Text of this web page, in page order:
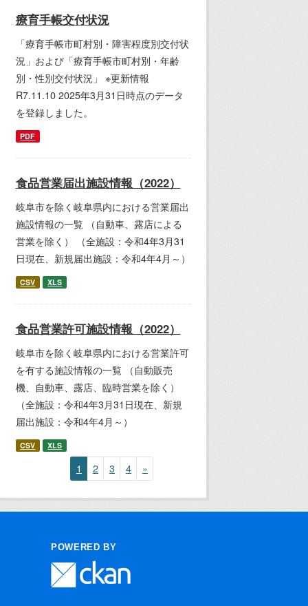
療育手帳交付状況
「療育手帳市町村別・障害程度別交付状
況」および「療育手帳市町村別・年齢
別・性別交付状況」 ※更新情報
R7.11.10 2025年3月31日時点のデータ
を登録しました。
PDF
食品営業届出施設情報（2022）
岐阜市を除く岐阜県内における営業届出
施設情報の一覧 （自動車、露店による
営業を除く） （全施設：令和4年3月31
日現在、新規届出施設：令和4年4月～）
CSV XLS
食品営業許可施設情報（2022）
岐阜市を除く岐阜県内における営業許可
を有する施設情報の一覧 （自動販売
機、自動車、露店、臨時営業を除く）
（全施設：令和4年3月31日現在、新規
届出施設：令和4年4月～）
CSV XLS
1 2 3 4 »
POWERED BY